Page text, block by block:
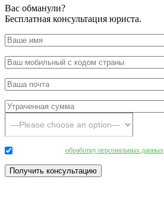
Вас обманули?
Бесплатная консультация юриста.
обработку персональных данных